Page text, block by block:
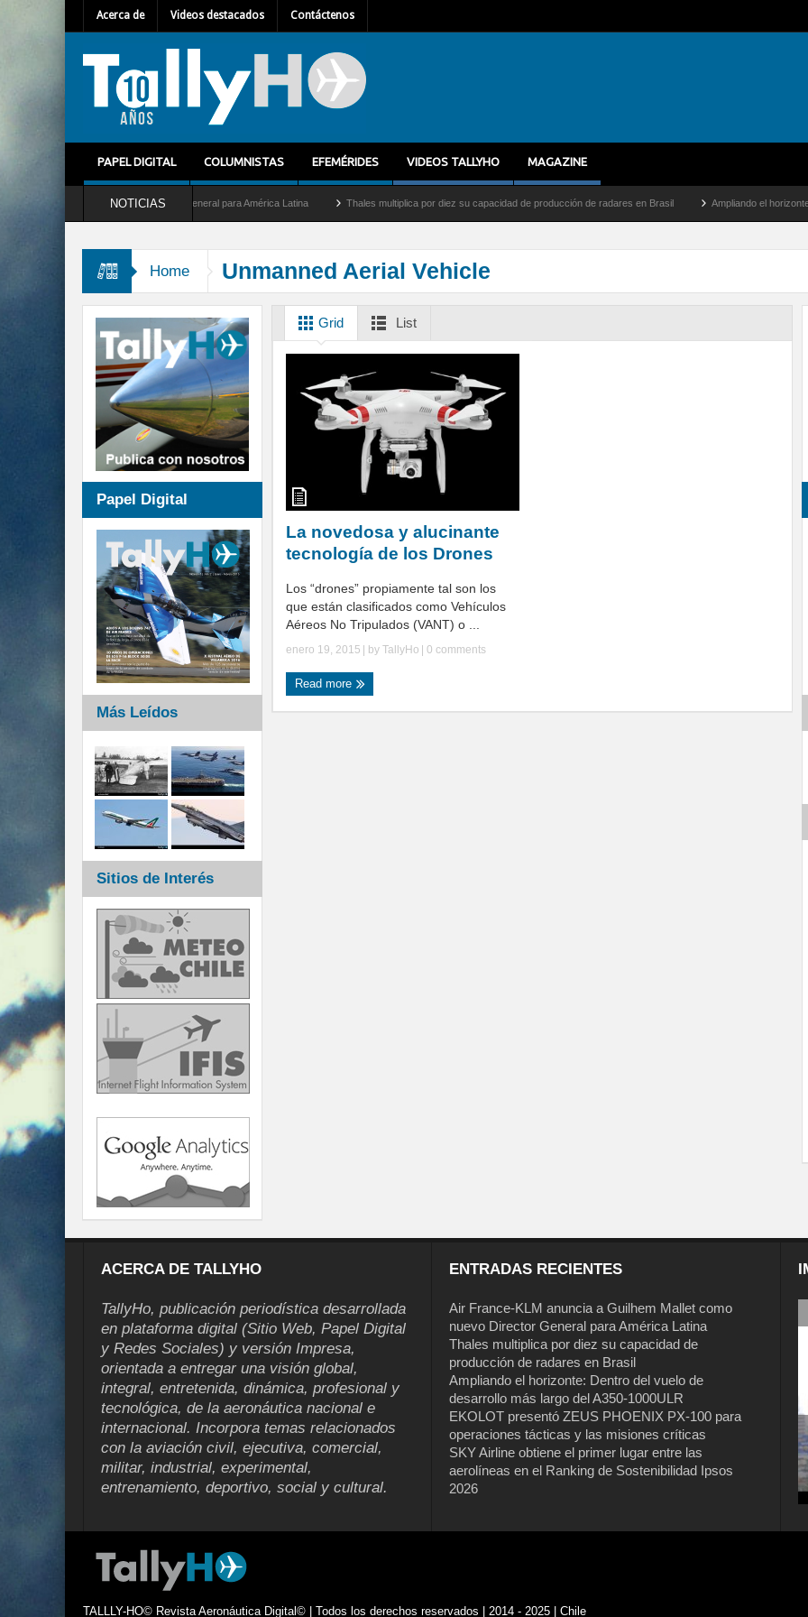
Acerca de Videos destacados Contáctenos
PAPEL DIGITAL COLUMNISTAS EFEMÉRIDES VIDEOS TALLYHO MAGAZINE
NOTICIAS
Mallet como nuevo Director General para América Latina Thales multiplica por diez su capacidad de producción de radares en Brasil Ampliando el horizonte:
Home Unmanned Aerial Vehicle
Grid List
La novedosa y alucinante
tecnología de los Drones
Los “drones” propiamente tal son los
que están clasificados como Vehículos
Aéreos No Tripulados (VANT) o ...
enero 19, 2015 | by TallyHo 0 comments
Read more
Papel Digital
Más Leídos
Sitios de Interés
ACERCA DE TALLYHO
TallyHo, publicación periodística desarrollada
en plataforma digital (Sitio Web, Papel Digital
y Redes Sociales) y versión Impresa,
orientada a entregar una visión global,
integral, entretenida, dinámica, profesional y
tecnológica, de la aeronáutica nacional e
internacional. Incorpora temas relacionados
con la aviación civil, ejecutiva, comercial,
militar, industrial, experimental,
entrenamiento, deportivo, social y cultural.
ENTRADAS RECIENTES
Air France-KLM anuncia a Guilhem Mallet como
nuevo Director General para América Latina
Thales multiplica por diez su capacidad de
producción de radares en Brasil
Ampliando el horizonte: Dentro del vuelo de
desarrollo más largo del A350-1000ULR
EKOLOT presentó ZEUS PHOENIX PX-100 para
operaciones tácticas y las misiones críticas
SKY Airline obtiene el primer lugar entre las
aerolíneas en el Ranking de Sostenibilidad Ipsos
2026
TALLLY-HO© Revista Aeronáutica Digital© | Todos los derechos reservados | 2014 - 2025 | Chile